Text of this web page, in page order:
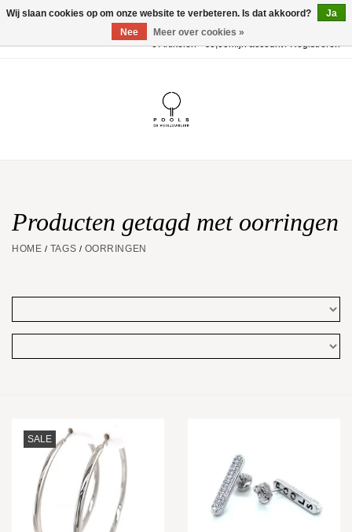
0 Artikelen - €0,00Mijn account / Registreren
Huwelijk
Aanbiedingen
Producten getagd met oorringen
HOME / TAGS / OORRINGEN
SALE
Wij slaan cookies op om onze website te verbeteren. Is dat akkoord?
Ja
Nee
Meer over cookies »